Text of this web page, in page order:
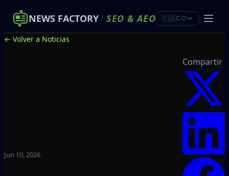
NEWS FACTORY/ SEO &AEO 🇨🇴CO
← Volver a Noticias
Jun 10, 2026
Compartir